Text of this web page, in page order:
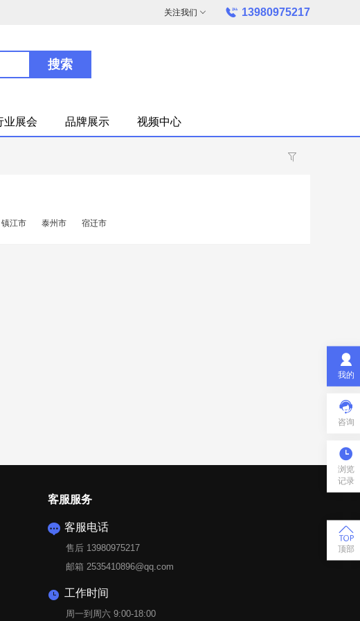
关注我们 13980975217
搜索
业展会 品牌展示 视频中心
镇江市 泰州市 宿迁市
客服服务
 客服电话
售后 13980975217
邮箱 2535410896@qq.com
 工作时间
周一到周六 9:00-18:00

我的

咨询

浏览
记录

顶部